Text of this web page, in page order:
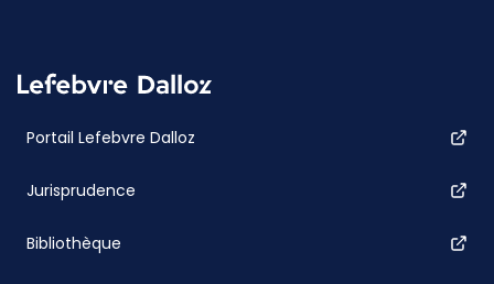
Portail Lefebvre Dalloz
Jurisprudence
Bibliothèque